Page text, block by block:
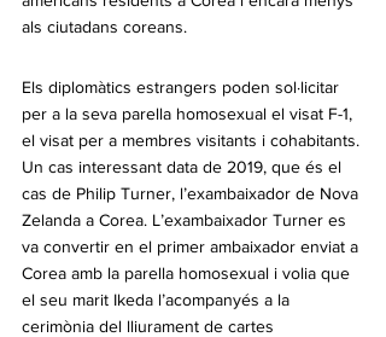
als ciutadans coreans.
Els diplomàtics estrangers poden sol·licitar
per a la seva parella homosexual el visat F-1,
el visat per a membres visitants i cohabitants.
Un cas interessant data de 2019, que és el
cas de Philip Turner, l’exambaixador de Nova
Zelanda a Corea. L’exambaixador Turner es
va convertir en el primer ambaixador enviat a
Corea amb la parella homosexual i volia que
el seu marit Ikeda l’acompanyés a la
cerimònia del lliurament de cartes